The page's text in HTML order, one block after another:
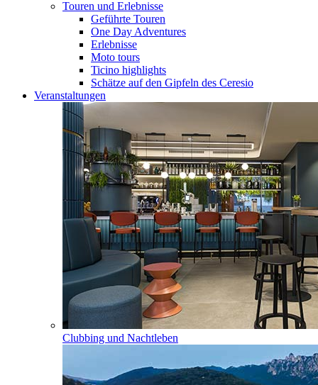
Touren und Erlebnisse
Geführte Touren
One Day Adventures
Erlebnisse
Moto tours
Ticino highlights
Schätze auf den Gipfeln des Ceresio
Veranstaltungen
Clubbing und Nachtleben